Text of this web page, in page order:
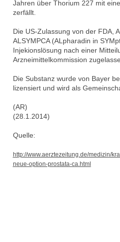
Jahren über Thorium 227 mit
zerfällt.
Die US-Zulassung von der FDA,
ALSYMPCA (ALpharadin in
Injekionslösung nach einer
Arzneimittelkommission
Die Substanz wurde von Bayer
lizensiert und wird als
(AR)
(28.1.2014)
Quelle:
http://www.aerztezeitung.de/medizin/
neue-option-prostata-ca.html